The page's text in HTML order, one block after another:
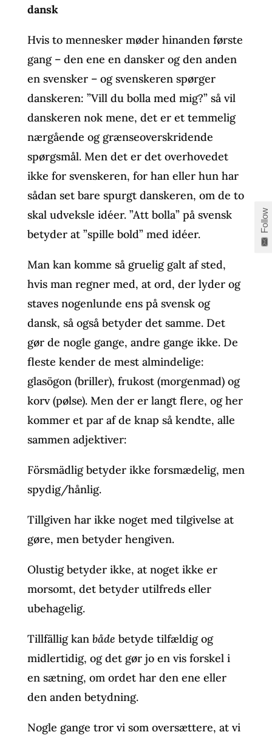
dansk
Hvis to mennesker møder hinanden første
gang – den ene en dansker og den anden
en svensker – og svenskeren spørger
danskeren: ”Vill du bolla med mig?” så vil
danskeren nok mene, det er et temmelig
nærgående og grænseoverskridende
spørgsmål. Men det er det overhovedet
ikke for svenskeren, for han eller hun har
sådan set bare spurgt danskeren, om de to
skal udveksle idéer. ”Att bolla” på svensk
betyder at ”spille bold” med idéer.
Man kan komme så gruelig galt af sted,
hvis man regner med, at ord, der lyder og
staves nogenlunde ens på svensk og
dansk, så også betyder det samme. Det
gør de nogle gange, andre gange ikke. De
fleste kender de mest almindelige:
glasögon (briller), frukost (morgenmad) og
korv (pølse). Men der er langt flere, og her
kommer et par af de knap så kendte, alle
sammen adjektiver:
Försmädlig betyder ikke forsmædelig, men
spydig/hånlig.
Tillgiven har ikke noget med tilgivelse at
gøre, men betyder hengiven.
Olustig betyder ikke, at noget ikke er
morsomt, det betyder utilfreds eller
ubehagelig.
Tillfällig kan både betyde tilfældig og
midlertidig, og det gør jo en vis forskel i
en sætning, om ordet har den ene eller
den anden betydning.
Nogle gange tror vi som oversættere, at vi
Follow